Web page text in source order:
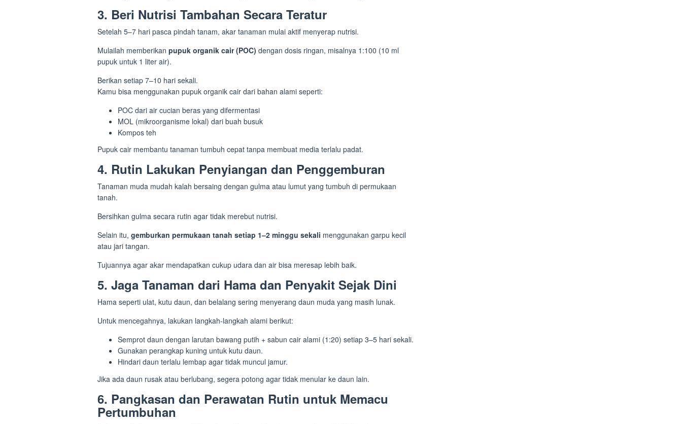
3. Beri Nutrisi Tambahan Secara Teratur
Setelah 5–7 hari pasca pindah tanam, akar tanaman mulai aktif menyerap nutrisi.
Mulailah memberikan pupuk organik cair (POC) dengan dosis ringan, misalnya 1:100 (10 ml
pupuk untuk 1 liter air).
Berikan setiap 7–10 hari sekali.
Kamu bisa menggunakan pupuk organik cair dari bahan alami seperti:
POC dari air cucian beras yang difermentasi
MOL (mikroorganisme lokal) dari buah busuk
Kompos teh
Pupuk cair membantu tanaman tumbuh cepat tanpa membuat media terlalu padat.
4. Rutin Lakukan Penyiangan dan Penggemburan
Tanaman muda mudah kalah bersaing dengan gulma atau lumut yang tumbuh di permukaan
tanah.
Bersihkan gulma secara rutin agar tidak merebut nutrisi.
Selain itu, gemburkan permukaan tanah setiap 1–2 minggu sekali menggunakan garpu kecil
atau jari tangan.
Tujuannya agar akar mendapatkan cukup udara dan air bisa meresap lebih baik.
5. Jaga Tanaman dari Hama dan Penyakit Sejak Dini
Hama seperti ulat, kutu daun, dan belalang sering menyerang daun muda yang masih lunak.
Untuk mencegahnya, lakukan langkah-langkah alami berikut:
Semprot daun dengan larutan bawang putih + sabun cair alami (1:20) setiap 3–5 hari sekali.
Gunakan perangkap kuning untuk kutu daun.
Hindari daun terlalu lembap agar tidak muncul jamur.
Jika ada daun rusak atau berlubang, segera potong agar tidak menular ke daun lain.
6. Pangkasan dan Perawatan Rutin untuk Memacu
Pertumbuhan